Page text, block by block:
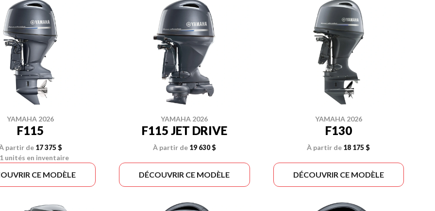
YAMAHA 2026
F115
partir de 17 375 $
1 unités en inventaire
CE MODÈLE
YAMAHA 2026
F115 JET DRIVE
À partir de 19 630 $
DÉCOUVRIR CE MODÈLE
YAMAHA 2026
F130
À partir de 18 175 $
DÉCOUVRIR CE MODÈLE